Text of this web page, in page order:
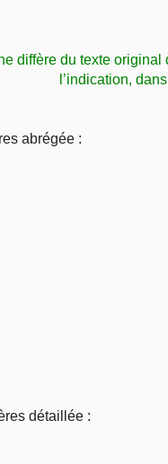
diffère du texte
l’indication,
abrégée :
détaillée :